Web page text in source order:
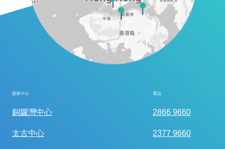
全面眼科視光檢查
護眼中心 電話
銅鑼灣中心 2866 9660
太古中心 2377 9660